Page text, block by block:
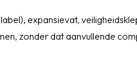
expansievat,
zonder dat aanvullende